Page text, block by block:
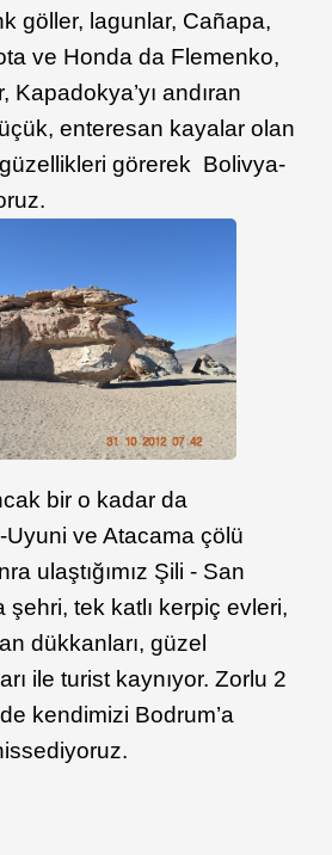
göller, lagunlar, Cañapa,
ve Honda da Flemenko,
andıran
enteresan kayalar olan
görerek Bolivya-
bir o kadar da
ve Atacama çölü
ulaştığımız Şili - San
şehri, tek katlı kerpiç evleri,
dükkanları, güzel
ile turist kaynıyor. Zorlu 2
kendimizi Bodrum’a